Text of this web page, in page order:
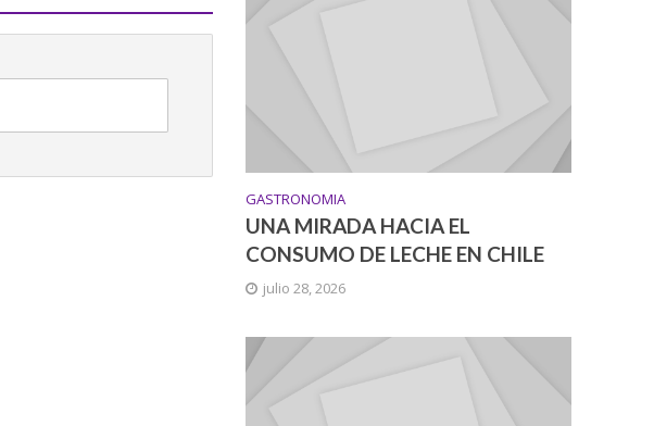
GASTRONOMIA
UNA MIRADA HACIA EL
CONSUMO DE LECHE EN CHILE
julio 28, 2026